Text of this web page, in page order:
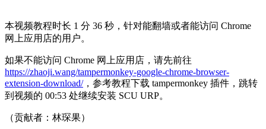
本视频教程时长 1 分 36 秒，针对能翻墙或者能访问 Chrome
网上应用店的用户。
如果不能访问 Chrome 网上应用店，请先前往
https://zhaoji.wang/tampermonkey-google-chrome-browser-
extension-download/，参考教程下载 tampermonkey 插件，跳转
到视频的 00:53 处继续安装 SCU URP。
（贡献者：林琛果）